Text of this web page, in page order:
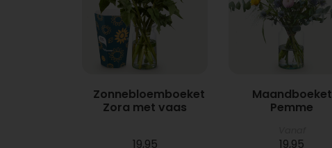
Zonnebloemboeket
Zora met vaas
19,95
Maandboeket
Pemme
19,95